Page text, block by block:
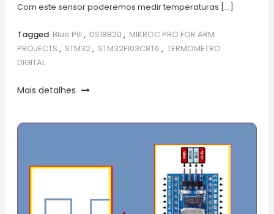
Com este sensor poderemos medir temperaturas […]
Tagged Blue Pill , DS18B20 , MIKROC PRO FOR ARM
PROJECTS , STM32, STM32F103C8T6 , TERMOMETRO
DIGITAL
Mais detalhes